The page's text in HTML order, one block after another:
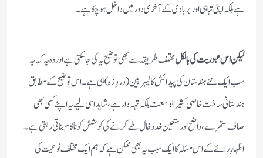
ہے بلکہ اپنی تباہی اوربربادی کے آخری دور میں داخل ہوچکاہے۔
لیکن اس عبوریت کی بالکلمختلف طریقہ سے بھی توضیح یہ کی جاسکتی ہے اور وہ یہ کہ یہ
سب ایک نئے ہندستان کی پیدائش کا لیبرپین(دردِ زہ) ہی ہے۔اس توضیح کے مطابق
ہندستانی ساخت خاصی کثیر الوسعت بلکہ تہہ دار ہے،شاید اسی لیے یہ اپنے کسی بھی
صاف ستھرے، واضح اور متعین خدوخال طے کرنے کی کوشش کو ناکام بناتی رہتی ہے۔
اظہارِرائے کے اس مسئلہ کا ایک سبب یہ بھی ممکن ہے کہ ہم ایک مختلف نوعیت کی